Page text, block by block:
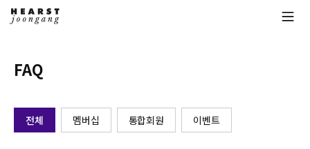
FAQ
전체 멤버십 통합회원 이벤트